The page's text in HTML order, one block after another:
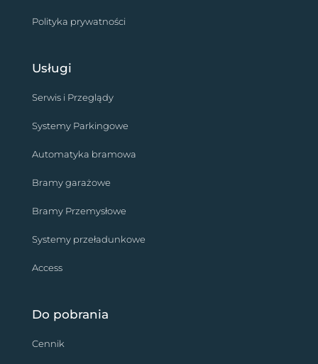
Polityka prywatności
Usługi
Serwis i Przeglądy
Systemy Parkingowe
Automatyka bramowa
Bramy garażowe
Bramy Przemysłowe
Systemy przeładunkowe
Access
Do pobrania
Cennik